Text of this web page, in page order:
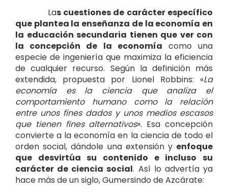
Las cuestiones de carácter específico
que plantea la enseñanza de la economía en
la educación secundaria tienen que ver con
la concepción de la economía como una
especie de ingeniería que maximiza la eficiencia
de cualquier recurso. Según la definición más
extendida, propuesta por Lionel Robbins: «La
economía es la ciencia que analiza el
comportamiento humano como la relación
entre unos fines dados y unos medios escasos
que tienen fines alternativos». Esa concepción
convierte a la economía en la ciencia de todo el
orden social, dándole una extensión y enfoque
que desvirtúa su contenido e incluso su
carácter de ciencia social. Así lo advertía ya
hace más de un siglo, Gumersindo de Azcárate: